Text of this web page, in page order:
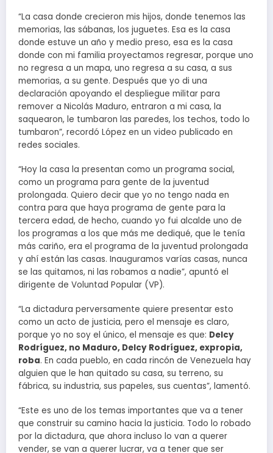
“La casa donde crecieron mis hijos, donde tenemos las
memorias, las sábanas, los juguetes. Esa es la casa
donde estuve un año y medio preso, esa es la casa
donde con mi familia proyectamos regresar, porque uno
no regresa a un mapa, uno regresa a su casa, a sus
memorias, a su gente. Después que yo di una
declaración apoyando el despliegue militar para
remover a Nicolás Maduro, entraron a mi casa, la
saquearon, le tumbaron las paredes, los techos, todo lo
tumbaron”, recordó López en un video publicado en
redes sociales.
“Hoy la casa la presentan como un programa social,
como un programa para gente de la juventud
prolongada. Quiero decir que yo no tengo nada en
contra para que haya programa de gente para la
tercera edad, de hecho, cuando yo fui alcalde uno de
los programas a los que más me dediqué, que le tenía
más cariño, era el programa de la juventud prolongada
y ahí están las casas. Inauguramos varías casas, nunca
se las quitamos, ni las robamos a nadie”, apuntó el
dirigente de Voluntad Popular (VP).
“La dictadura perversamente quiere presentar esto
como un acto de justicia, pero el mensaje es claro,
porque yo no soy el único, el mensaje es que: Delcy
Rodríguez, no Maduro, Delcy Rodríguez, expropia,
roba. En cada pueblo, en cada rincón de Venezuela hay
alguien que le han quitado su casa, su terreno, su
fábrica, su industria, sus papeles, sus cuentas”, lamentó.
“Este es uno de los temas importantes que va a tener
que construir su camino hacia la justicia. Todo lo robado
por la dictadura, que ahora incluso lo van a querer
vender, se van a querer lucrar, va a tener que ser